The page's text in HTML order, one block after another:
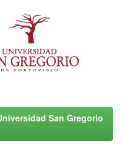
San Gregorio